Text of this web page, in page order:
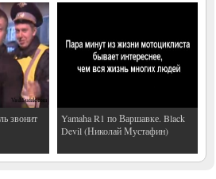
звонит
Yamaha R1 по Варшавке. Black
Devil (Николай Мустафин)